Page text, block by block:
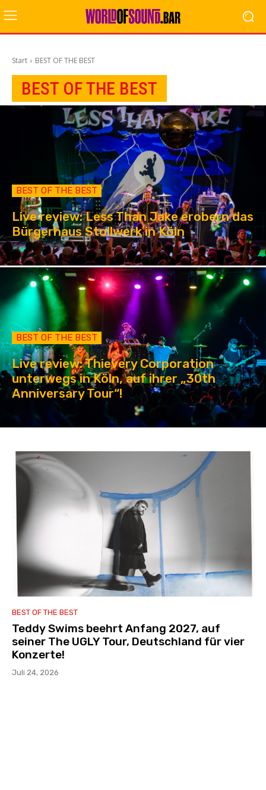
Start BEST OF THE BEST
BEST OF THE BEST
BEST OF THE BEST
Live review: Less Than Jake erobern das
Bürgerhaus Stollwerk in Köln
BEST OF THE BEST
Live review: Thievery Corporation
unterwegs in Köln, auf ihrer „30th
Anniversary Tour“!
BEST OF THE BEST
Teddy Swims beehrt Anfang 2027, auf
seiner The UGLY Tour, Deutschland für vier
Konzerte!
Juli 24, 2026